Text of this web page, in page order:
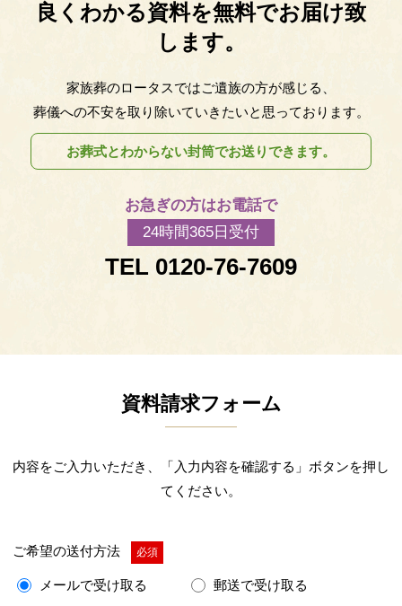
良くわかる資料を無料でお届け致
します。
家族葬のロータスではご遺族の方が感じる、
葬儀への不安を取り除いていきたいと思っております。
お葬式とわからない封筒でお送りできます。
お急ぎの方はお電話で
24時間365日受付
TEL 0120-76-7609
資料請求フォーム
内容をご入力いただき、「入力内容を確認する」ボタンを押し
てください。
ご希望の送付方法 必須
メールで受け取る 郵送で受け取る